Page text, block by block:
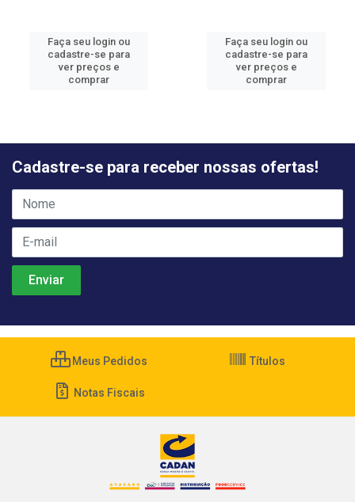
Faça seu login ou
cadastre-se para
ver preços e
comprar
Faça seu login ou
cadastre-se para
ver preços e
comprar
Cadastre-se para receber nossas ofertas!
Meus Pedidos Títulos
Notas Fiscais